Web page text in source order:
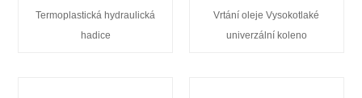
Termoplastická hydraulická
hadice
Vrtání oleje Vysokotlaké
univerzální koleno